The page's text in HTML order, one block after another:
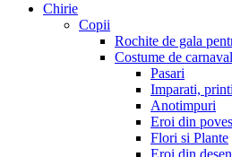
Chirie
Copii
Rochite de gala
Costume de carnaval
Pasari
Imparati, printi
Anotimpuri
Eroi din
Flori si Plante
Eroi din